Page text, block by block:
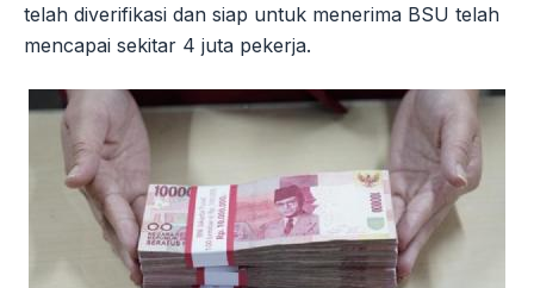
telah diverifikasi dan siap untuk menerima BSU telah
mencapai sekitar 4 juta pekerja.